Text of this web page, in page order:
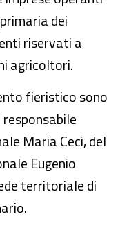
dei
riservati a
agricoltori.
fieristico sono
Maria Ceci, del
Eugenio
territoriale di